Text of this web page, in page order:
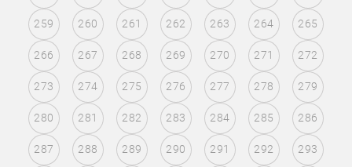
259 260 261 262 263 264 265
266 267 268 269 270 271 272
273 274 275 276 277 278 279
280 281 282 283 284 285 286
287 288 289 290 291 292 293